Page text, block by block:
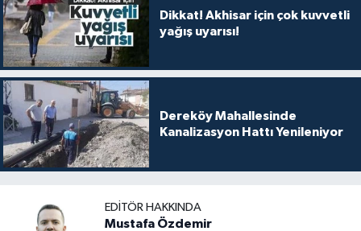
Dikkat! Akhisar için çok kuvvetli
yağış uyarısı!
Dereköy Mahallesinde
Kanalizasyon Hattı Yenileniyor
EDITÖR HAKKINDA
Mustafa Özdemir